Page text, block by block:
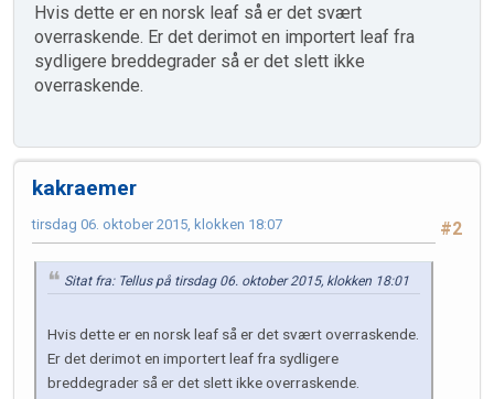
Hvis dette er en norsk leaf så er det svært
overraskende. Er det derimot en importert leaf fra
sydligere breddegrader så er det slett ikke
overraskende.
kakraemer
#2
tirsdag 06. oktober 2015, klokken 18:07
Sitat fra: Tellus på tirsdag 06. oktober 2015, klokken 18:01
Hvis dette er en norsk leaf så er det svært overraskende.
Er det derimot en importert leaf fra sydligere
breddegrader så er det slett ikke overraskende.